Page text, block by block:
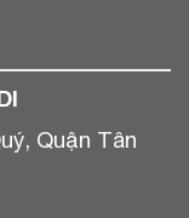
Quận Tân